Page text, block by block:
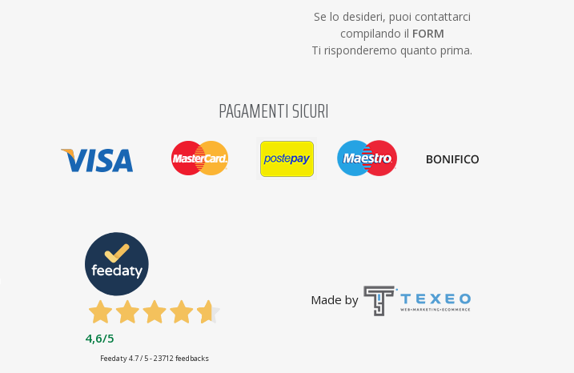
Se lo desideri, puoi contattarci
compilando il FORM
Ti risponderemo quanto prima.
PAGAMENTI SICURI
4,6/5
Feedaty4.7/ 5-23712 feedbacks
Made by